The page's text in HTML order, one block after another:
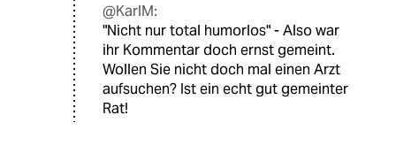
@KarlM:
"Nicht nur total humorlos" - Also war
ihr Kommentar doch ernst gemeint.
Wollen Sie nicht doch mal einen Arzt
aufsuchen? Ist ein echt gut gemeinter
Rat!